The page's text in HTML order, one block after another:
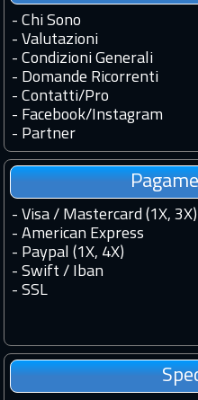
- Chi Sono
- Valutazioni
- Condizioni Generali
- Domande Ricorrenti
- Contatti/Pro
- Facebook/Instagram
- Partner
- Visa / Mastercard (1X, 3X)
- American Express
- Paypal (1X, 4X)
- Swift / Iban
- SSL